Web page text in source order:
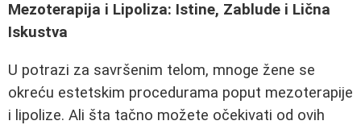
Mezoterapija i Lipoliza: Istine, Zablude i Lična
Iskustva
U potrazi za savršenim telom, mnoge žene se
okreću estetskim procedurama poput mezoterapije
i lipolize. Ali šta tačno možete očekivati od ovih